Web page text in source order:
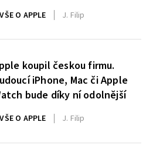
VŠE O APPLE J. Filip
koupil českou firmu.
iPhone, Mac či Apple
bude díky ní odolnější
VŠE O APPLE J. Filip